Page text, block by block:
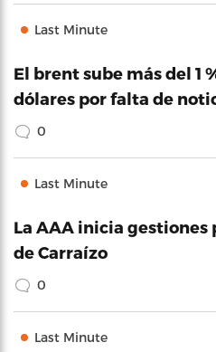
Last Minute
El brent sube más del 1
dólares por falta de
0
Last Minute
La AAA inicia gestiones
de Carraízo
0
Last Minute